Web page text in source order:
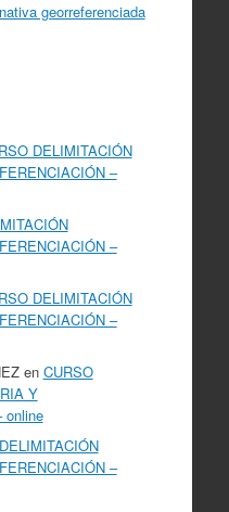
georreferenciada
DELIMITACIÓN
–
–
DELIMITACIÓN
–
en CURSO
Y
online
–